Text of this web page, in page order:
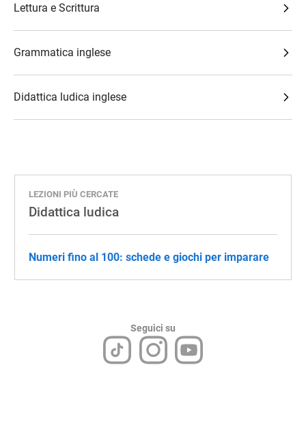
Lettura e Scrittura
Grammatica inglese
Didattica ludica inglese
LEZIONI PIÙ CERCATE
Didattica ludica
Numeri fino al 100: schede e giochi per imparare
Seguici su